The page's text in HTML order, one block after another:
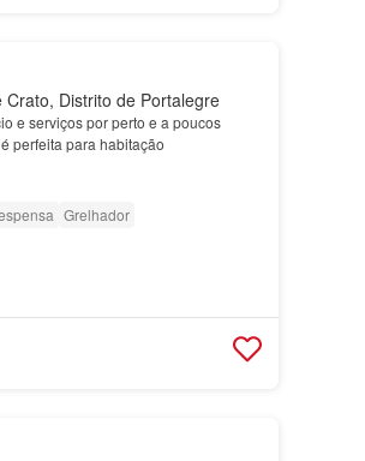
Distrito de Portalegre
e serviços por perto e a poucos
perfeita para habitação
Grelhador